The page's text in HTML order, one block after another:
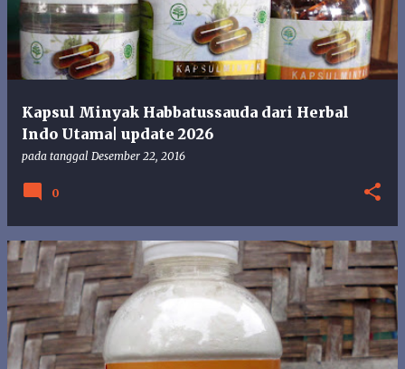
Kapsul Minyak Habbatussauda dari Herbal
Indo Utama| update 2026
pada tanggal Desember 22, 2016
0